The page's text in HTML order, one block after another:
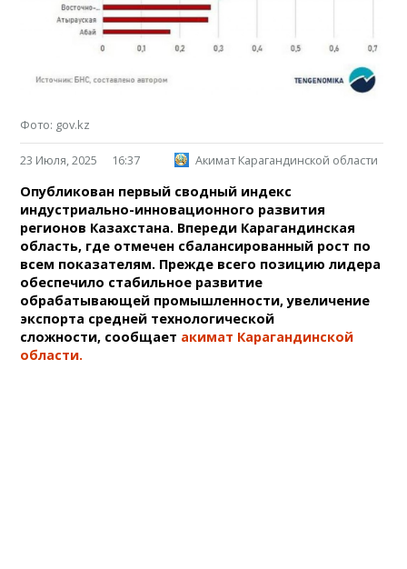
Фото: gov.kz
23 Июля, 2025 16:37 Акимат Карагандинской области
Опубликован первый сводный индекс
индустриально-инновационного развития
регионов Казахстана. Впереди Карагандинская
область, где отмечен сбалансированный рост по
всем показателям. Прежде всего позицию лидера
обеспечило стабильное развитие
обрабатывающей промышленности, увеличение
экспорта средней технологической
сложности, сообщает акимат Карагандинской
области.